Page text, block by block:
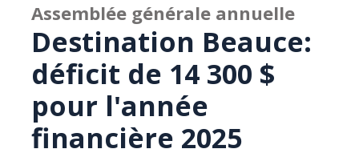
Assemblée générale annuelle
Destination Beauce:
déficit de 14 300 $
pour l'année
financière 2025